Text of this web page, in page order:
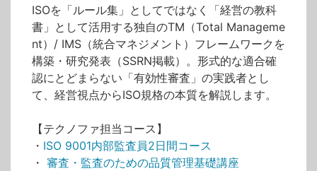
ISOを「ルール集」としてではなく「経営の教科
書」として活用する独自のTM（Total Manageme
nt）/ IMS（統合マネジメント）フレームワークを
構築・研究発表（SSRN掲載）。形式的な適合確
認にとどまらない「有効性審査」の実践者とし
て、経営視点からISO規格の本質を解説します。
【テクノファ担当コース】
・ ISO 9001内部監査員2日間コース
・ 審査・監査のための品質管理基礎講座